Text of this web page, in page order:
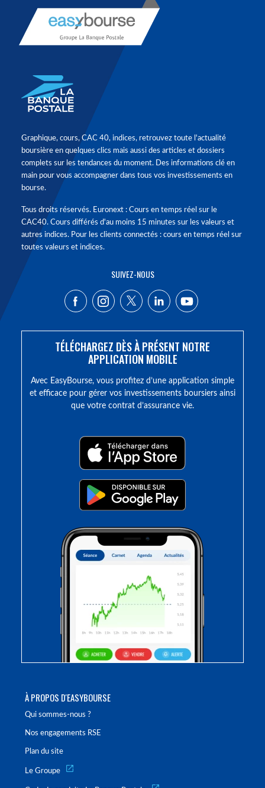
À PROPOS D'EASYBOURSE
Qui sommes-nous ?
Nos engagements RSE
Plan du site
Le Groupe
Graphique, cours, CAC 40, indices, retrouvez toute l'actualité
boursière en quelques clics mais aussi des articles et dossiers
complets sur les tendances du moment. Des informations clé en
main pour vous accompagner dans tous vos investissements en
bourse.
Tous droits réservés. Euronext : Cours en temps réel sur le
CAC40. Cours différés d'au moins 15 minutes sur les valeurs et
autres indices. Pour les clients connectés : cours en temps réel sur
toutes valeurs et indices.
SUIVEZ-NOUS
TÉLÉCHARGEZ DÈS À PRÉSENT NOTRE
APPLICATION MOBILE
Avec EasyBourse, vous profitez d’une application simple
et efficace pour gérer vos investissements boursiers ainsi
que votre contrat d’assurance vie.